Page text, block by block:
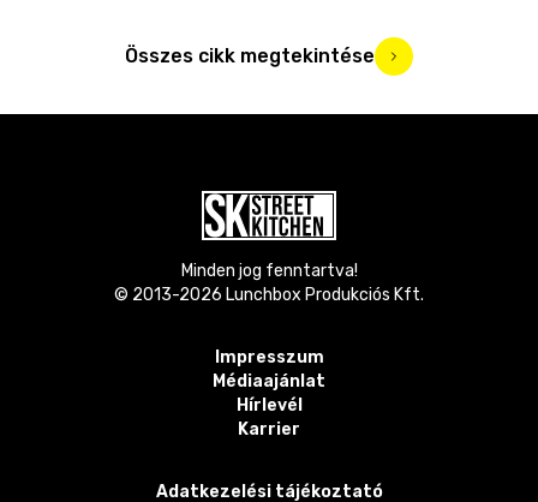
Összes cikk megtekintése
Minden jog fenntartva!
© 2013-2026 Lunchbox Produkciós Kft.
Impresszum
Médiaajánlat
Hírlevél
Karrier
Adatkezelési tájékoztató